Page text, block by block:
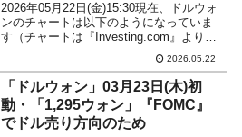
2026年05月22日(金)15:30現在、ドルウォ
ンのチャートは以下のようになっていま
す（チャートは『Investing.com』より引
用）。陽線が伸びました。「1ドル＝
1,510ウォン」を突破しました。現在のと
ころ「1ドル＝1,516ウ...
2026.05.22
「ドルウォン」03月23日(木)初
動・「1,295ウォン」『FOMC』
でドル売り方向のため